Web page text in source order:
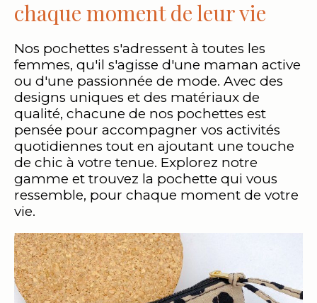
chaque moment de leur vie
Nos pochettes s'adressent à toutes les
femmes, qu'il s'agisse d'une maman active
ou d'une passionnée de mode. Avec des
designs uniques et des matériaux de
qualité, chacune de nos pochettes est
pensée pour accompagner vos activités
quotidiennes tout en ajoutant une touche
de chic à votre tenue. Explorez notre
gamme et trouvez la pochette qui vous
ressemble, pour chaque moment de votre
vie.